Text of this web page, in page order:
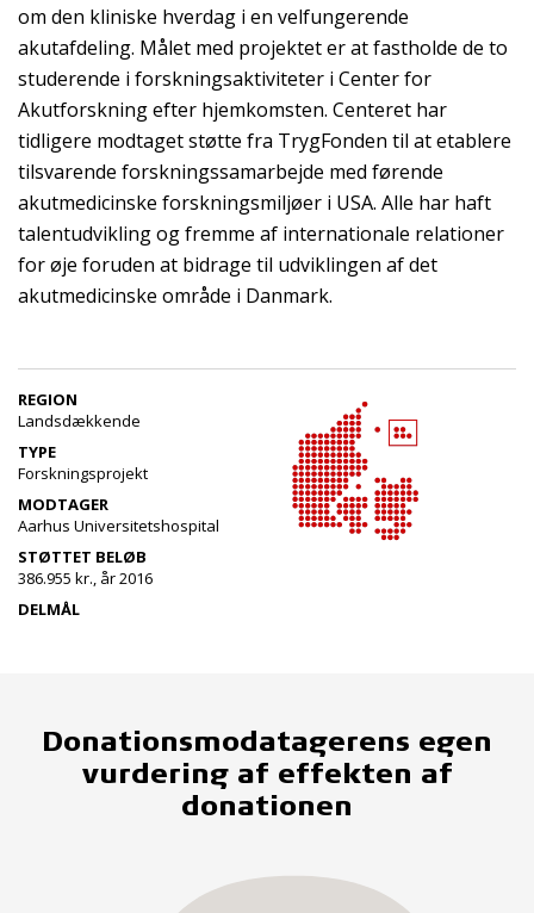
om den kliniske hverdag i en velfungerende
akutafdeling. Målet med projektet er at fastholde de to
studerende i forskningsaktiviteter i Center for
Akutforskning efter hjemkomsten. Centeret har
tidligere modtaget støtte fra TrygFonden til at etablere
tilsvarende forskningssamarbejde med førende
akutmedicinske forskningsmiljøer i USA. Alle har haft
talentudvikling og fremme af internationale relationer
for øje foruden at bidrage til udviklingen af det
akutmedicinske område i Danmark.
REGION
Landsdækkende
TYPE
Forskningsprojekt
MODTAGER
Aarhus Universitetshospital
STØTTET BELØB
386.955 kr., år 2016
DELMÅL
Donationsmodatagerens egen
vurdering af effekten af
donationen